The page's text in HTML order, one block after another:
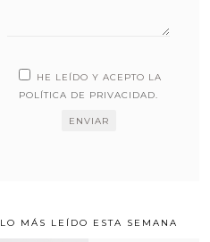
HE LEÍDO Y ACEPTO LA
POLÍTICA DE PRIVACIDAD.
LO MÁS LEÍDO ESTA SEMANA